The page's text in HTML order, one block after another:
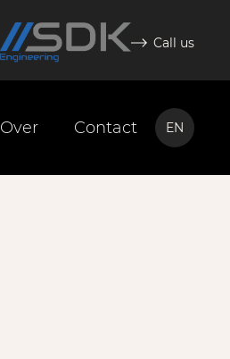
Call us
Over Contact EN